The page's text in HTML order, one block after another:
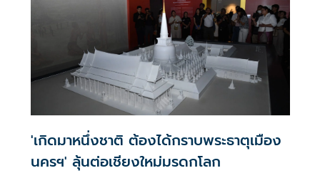
'เกิดมาหนึ่งชาติ ต้องได้กราบพระธาตุเมือง
นครฯ' ลุ้นต่อเชียงใหม่มรดกโลก